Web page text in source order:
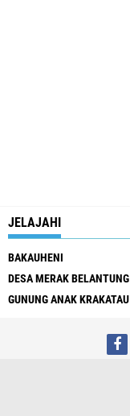
JELAJAHI
BAKAUHENI
DESA MERAK BELANTUNG
GUNUNG ANAK KRAKATAU